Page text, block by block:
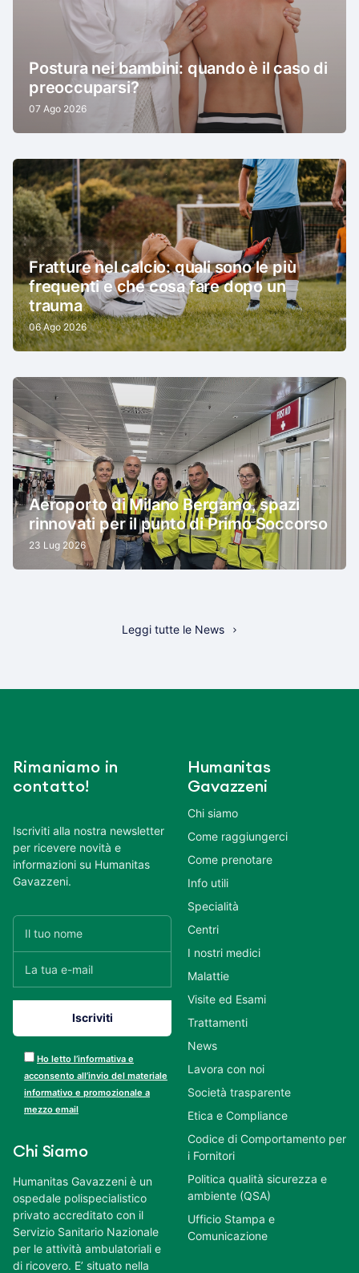
Postura nei bambini: quando è il caso di
preoccuparsi?
07 Ago 2026
Fratture nel calcio: quali sono le più
frequenti e che cosa fare dopo un
trauma
06 Ago 2026
Aeroporto di Milano Bergamo, spazi
rinnovati per il punto di Primo Soccorso
23 Lug 2026
Leggi tutte le News
Rimaniamo in
contatto!
Iscriviti alla nostra newsletter
per ricevere novità e
informazioni su Humanitas
Gavazzeni.
Ho letto l’informativa e
acconsento all’invio del materiale
informativo e promozionale a
mezzo email
Chi Siamo
Humanitas Gavazzeni è un
ospedale polispecialistico
privato accreditato con il
Servizio Sanitario Nazionale
per le attività ambulatoriali e
di ricovero. E’ situato nella
Humanitas
Gavazzeni
Chi siamo
Come raggiungerci
Come prenotare
Info utili
Specialità
Centri
I nostri medici
Malattie
Visite ed Esami
Trattamenti
News
Lavora con noi
Società trasparente
Etica e Compliance
Codice di Comportamento per
i Fornitori
Politica qualità sicurezza e
ambiente (QSA)
Ufficio Stampa e
Comunicazione